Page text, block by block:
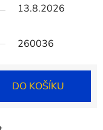
13.8.2026
260036
DO KOŠÍKU